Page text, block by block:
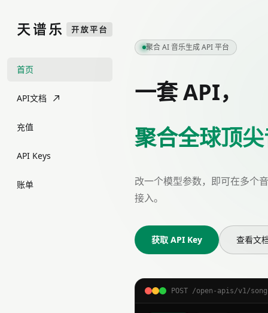
首页
API文档
充值
API Keys
账单
聚合 AI 音乐生成 API 平台
一套 API，
聚合全球顶
改一个模型参数，即可在多
接入。
获取 API Key 查看文
POST /open-apis/v1/